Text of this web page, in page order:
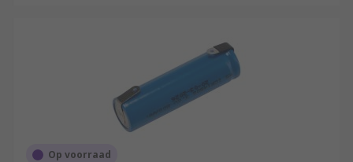
Op voorraad